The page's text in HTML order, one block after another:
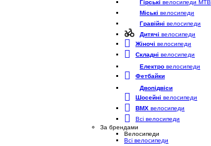
Гірські велосипеди MTB
Міські велосипеди
Гравійні велосипеди
Дитячі велосипеди
Жіночі велосипеди
Складні велосипеди
Електро велосипеди
Фетбайки
Двопідвіси
Шосейні велосипеди
BMX велосипеди
Всі велосипеди
За брендами
Велосипеди
Всі велосипеди